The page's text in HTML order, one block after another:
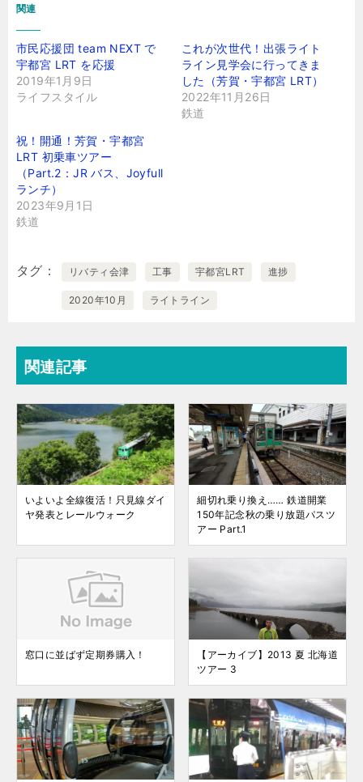
関連
市民応援団 team NEXT で
宇都宮 LRT を応援
2019年1月9日
ライフスタイル
これが次世代！出張ライト
ライン見学会に行ってきま
した（芳賀・宇都宮 LRT）
2022年11月26日
鉄道
祝！開通！芳賀・宇都宮
LRT 初乗車ツアー
（Part.2：JR バス、Joyfull
ランチ）
2023年9月1日
鉄道
タグ リバティ会津 工事 宇都宮LRT 進捗
2020年10月 ライトライン
関連記事
いよいよ全線復活！只見線ダイ
ヤ発表とレールウォーク
細切れ乗り換え…… 鉄道開業
150年記念秋の乗り放題パスツ
アー Part.1
窓口に並ばず定期券購入！
【アーカイブ】2013 夏 北海道
ツアー 3